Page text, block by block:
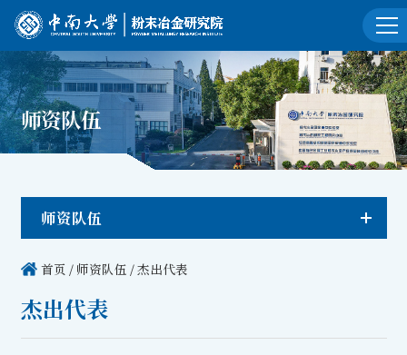
师资队伍
师资队伍
杰出代表
首页 / 师资队伍 /杰出代表